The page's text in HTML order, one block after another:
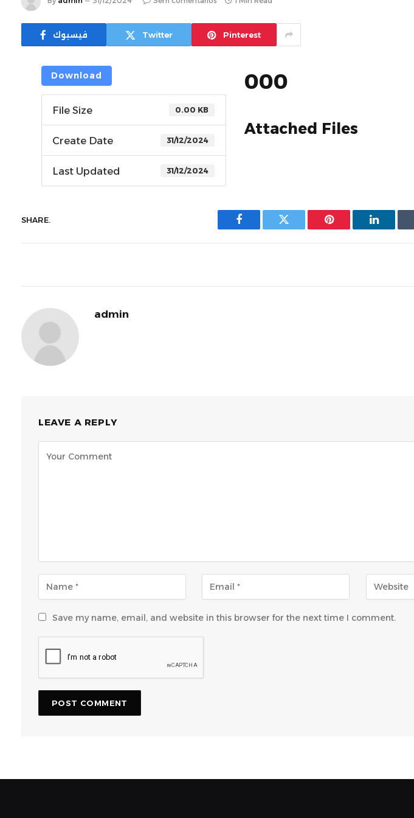
فيسبوك Twitter Pinterest
Download
File Size 0.00 KB
Create Date 31/12/2024
Last Updated 31/12/2024
000
Attached Files
SHARE.
فيسبوك Twitter Pinterest LinkedIn
admin
LEAVE A REPLY
Save my name, email, and website in this browser for the next time I comment.